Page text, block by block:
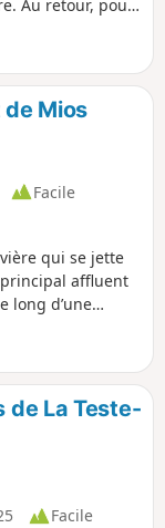
Au retour, pour
fortement
de Mios
Facile
qui se jette
affluent
long d’une
ne pas être
de La Teste-
Facile